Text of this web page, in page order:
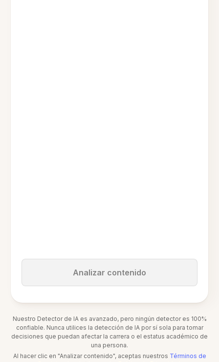
Analizar contenido
Nuestro Detector de IA es avanzado, pero ningún detector es 100%
confiable. Nunca utilices la detección de IA por sí sola para tomar
decisiones que puedan afectar la carrera o el estatus académico de
una persona.
Al hacer clic en "Analizar contenido", aceptas nuestros Términos de